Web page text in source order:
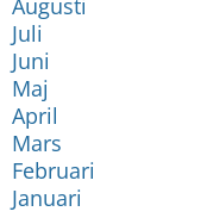
Augusti
Juli
Juni
Maj
April
Mars
Februari
Januari